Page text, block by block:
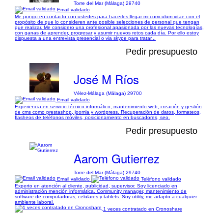
Torre del Mar (Málaga) 29740
Email validado
Me pongo en contacto con ustedes para hacerles llegar mi curriculum vitae con el
propósito de que lo consideren ante posible selecciones de personal que tengan
que realizar. Me considero una profesional apasionada por las nuevas tecnologías,
con ganas de aprender, progresar y asumir nuevos retos cada día. Por ello estoy
dispuesta a una entrevista presencial o via skype para tratar...
Pedir presupuesto
José M Ríos
Vélez-Málaga (Málaga) 29700
Email validado
Experiencia en servicio técnico informático, mantenimiento web, creación y gestión
de cms como prestashop, joomla y wordpress. Recuperación de datos, formateos,
flasheos de teléfonos móviles, posicionamiento en buscadores, seo.
Pedir presupuesto
Aarom Gutierrez
Torre del Mar (Málaga) 29740
Email validado
Teléfono validado
Experto en atención al cliente, publicidad, supervisor. Soy licenciado en
administración mención informática. Community manager, mantenimiento de
software de computadoras, celulares y tablets. Soy utility, me adapto a cualquier
ambiente laboral.
1 veces contratado en Cronoshare